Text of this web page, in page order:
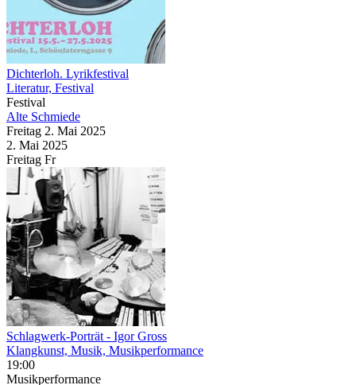
Dichterloh. Lyrikfestival
Literatur, Festival
Festival
Alte Schmiede
Freitag 2. Mai 2025
2. Mai 2025
Freitag Fr
Schlagwerk-Porträt - Igor Gross
Klangkunst, Musik, Musikperformance
19:00
Musikperformance